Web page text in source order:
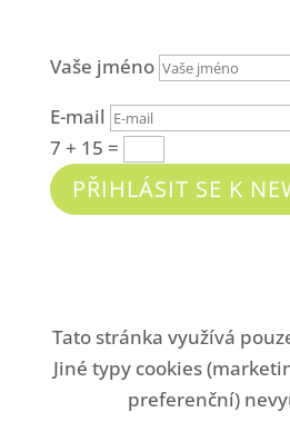
Vaše jméno
E-mail
7 + 15 =
PŘIHLÁSIT SE K
Tato stránka využívá
Jiné typy cookies
preferenční)